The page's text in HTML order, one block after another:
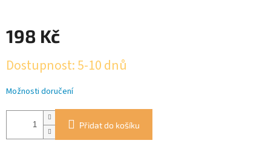
198 Kč
cena:
Dostupnost: 5-10 dnů
Možnosti doručení
Přidat do košíku